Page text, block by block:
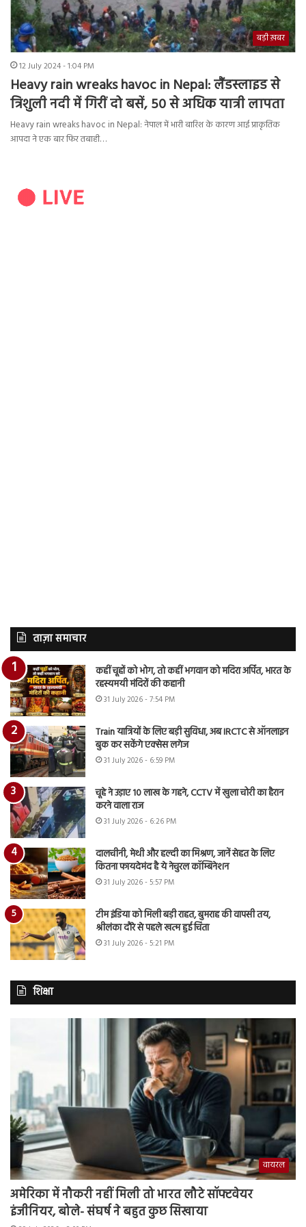
बड़ी ख़बर
12 July 2024 - 1:04 PM
Heavy rain wreaks havoc in Nepal: लैंडस्लाइड से
त्रिशुली नदी में गिरीं दो बसें, 50 से अधिक यात्री लापता
Heavy rain wreaks havoc in Nepal: नेपाल में भारी बारिश के कारण आई प्राकृतिक
आपदा ने एक बार फिर तबाही…
ताज़ा समाचार
कहीं चूहों को भोग, तो कहीं भगवान को मदिरा अर्पित, भारत के
रहस्यमयी मंदिरों की कहानी
31 July 2026 - 7:54 PM
Train यात्रियों के लिए बड़ी सुविधा, अब IRCTC से ऑनलाइन
बुक कर सकेंगे एक्सेस लगेज
31 July 2026 - 6:59 PM
चूहे ने उड़ाए 10 लाख के गहने, CCTV में खुला चोरी का हैरान
करने वाला राज
31 July 2026 - 6:26 PM
दालचीनी, मेथी और हल्दी का मिश्रण, जानें सेहत के लिए
कितना फायदेमंद है ये नेचुरल कॉम्बिनेशन
31 July 2026 - 5:57 PM
टीम इंडिया को मिली बड़ी राहत, बुमराह की वापसी तय,
श्रीलंका दौरे से पहले खत्म हुई चिंता
31 July 2026 - 5:21 PM
शिक्षा
वायरल
अमेरिका में नौकरी नहीं मिली तो भारत लौटे सॉफ्टवेयर
इंजीनियर, बोले- संघर्ष ने बहुत कुछ सिखाया